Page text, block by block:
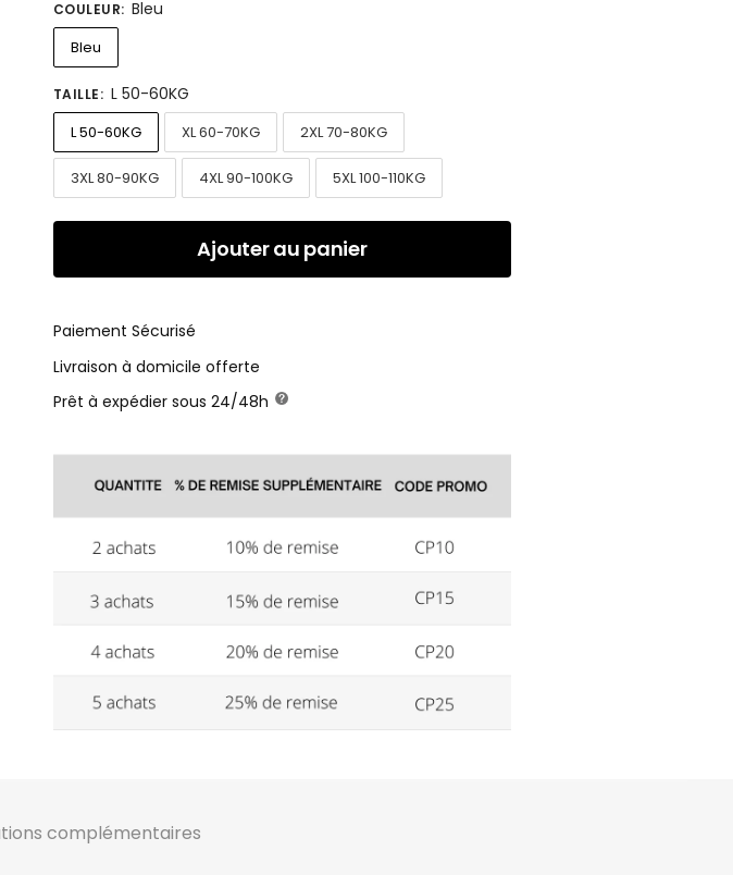
COULEUR: Bleu
Bleu
TAILLE: L 50-60KG
L 50-60KG XL 60-70KG 2XL 70-80KG
3XL 80-90KG 4XL 90-100KG 5XL 100-110KG
Ajouter au panier
Paiement Sécurisé
Livraison à domicile offerte
Prêt à expédier sous 24/48h
complémentaires